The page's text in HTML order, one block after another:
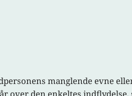
manglende evne
over den enkeltes